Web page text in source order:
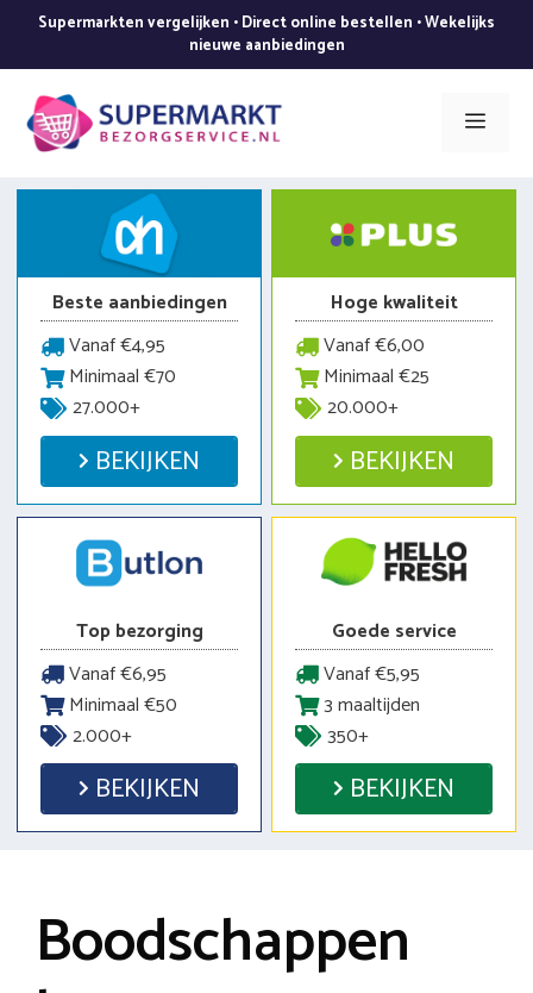
de
inhoud
Supermarkten vergelijken • Direct online bestellen • Wekelijks
nieuwe aanbiedingen
Menu
Beste aanbiedingen
Vanaf €4,95
Minimaal €70
27.000+
BEKIJKEN
Hoge kwaliteit
Vanaf €6,00
Minimaal €25
20.000+
BEKIJKEN
Top bezorging
Vanaf €6,95
Minimaal €50
2.000+
BEKIJKEN
Goede service
Vanaf €5,95
3 maaltijden
350+
BEKIJKEN
Boodschappen